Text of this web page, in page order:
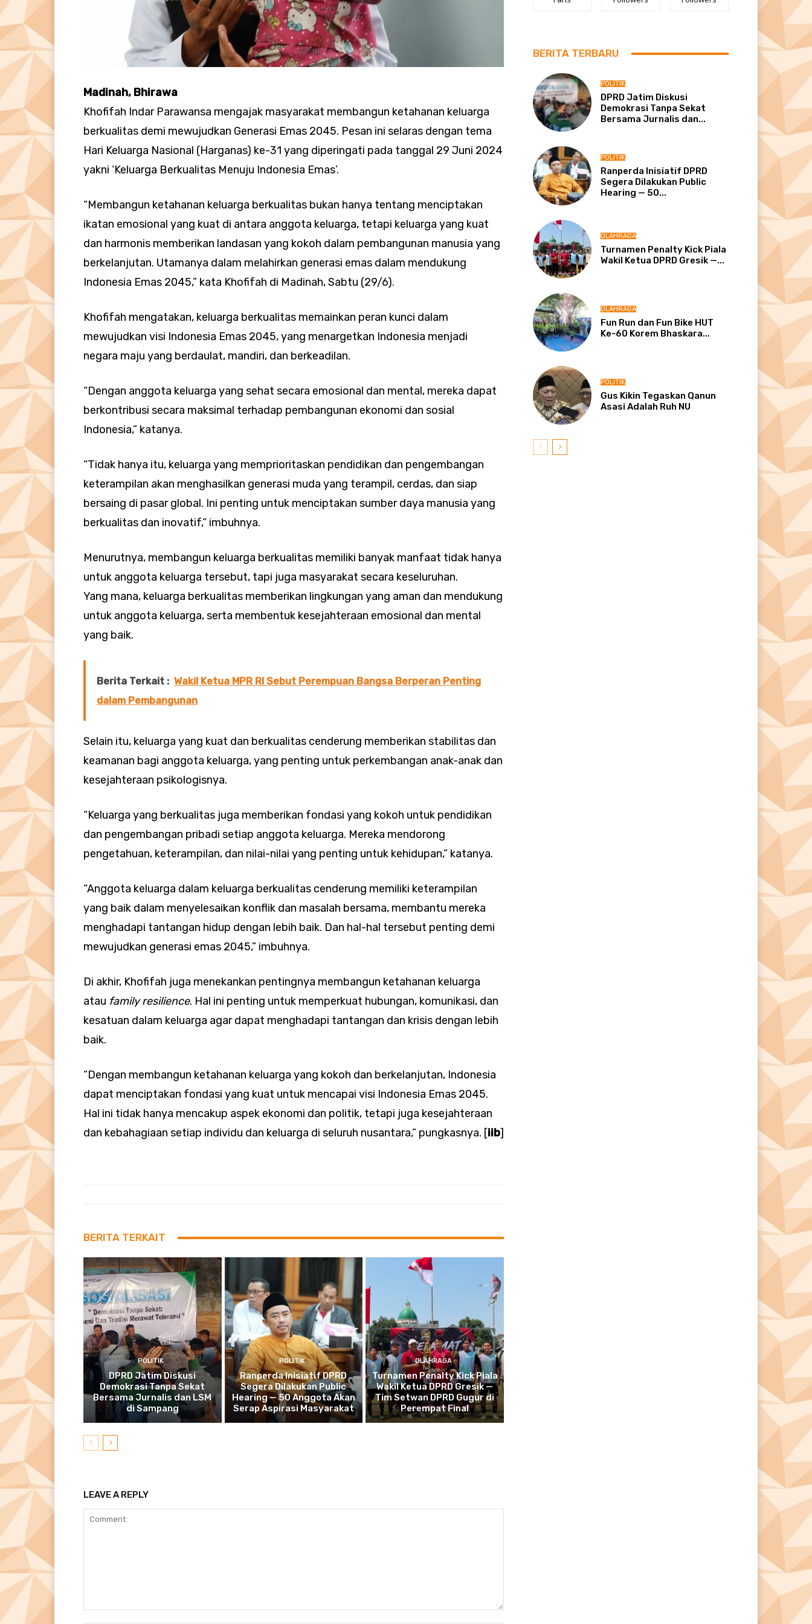
Madinah, Bhirawa
Khofifah Indar Parawansa mengajak masyarakat membangun ketahanan keluarga
berkualitas demi mewujudkan Generasi Emas 2045. Pesan ini selaras dengan tema
Hari Keluarga Nasional (Harganas) ke-31 yang diperingati pada tanggal 29 Juni 2024
yakni ‘Keluarga Berkualitas Menuju Indonesia Emas’.
“Membangun ketahanan keluarga berkualitas bukan hanya tentang menciptakan
ikatan emosional yang kuat di antara anggota keluarga, tetapi keluarga yang kuat
dan harmonis memberikan landasan yang kokoh dalam pembangunan manusia yang
berkelanjutan. Utamanya dalam melahirkan generasi emas dalam mendukung
Indonesia Emas 2045,” kata Khofifah di Madinah, Sabtu (29/6).
Khofifah mengatakan, keluarga berkualitas memainkan peran kunci dalam
mewujudkan visi Indonesia Emas 2045, yang menargetkan Indonesia menjadi
negara maju yang berdaulat, mandiri, dan berkeadilan.
“Dengan anggota keluarga yang sehat secara emosional dan mental, mereka dapat
berkontribusi secara maksimal terhadap pembangunan ekonomi dan sosial
Indonesia,” katanya.
“Tidak hanya itu, keluarga yang memprioritaskan pendidikan dan pengembangan
keterampilan akan menghasilkan generasi muda yang terampil, cerdas, dan siap
bersaing di pasar global. Ini penting untuk menciptakan sumber daya manusia yang
berkualitas dan inovatif,” imbuhnya.
Menurutnya, membangun keluarga berkualitas memiliki banyak manfaat tidak hanya
untuk anggota keluarga tersebut, tapi juga masyarakat secara keseluruhan.
Yang mana, keluarga berkualitas memberikan lingkungan yang aman dan mendukung
untuk anggota keluarga, serta membentuk kesejahteraan emosional dan mental
yang baik.
Berita Terkait : Wakil Ketua MPR RI Sebut Perempuan Bangsa Berperan Penting
dalam Pembangunan
Selain itu, keluarga yang kuat dan berkualitas cenderung memberikan stabilitas dan
keamanan bagi anggota keluarga, yang penting untuk perkembangan anak-anak dan
kesejahteraan psikologisnya.
“Keluarga yang berkualitas juga memberikan fondasi yang kokoh untuk pendidikan
dan pengembangan pribadi setiap anggota keluarga. Mereka mendorong
pengetahuan, keterampilan, dan nilai-nilai yang penting untuk kehidupan,” katanya.
“Anggota keluarga dalam keluarga berkualitas cenderung memiliki keterampilan
yang baik dalam menyelesaikan konflik dan masalah bersama, membantu mereka
menghadapi tantangan hidup dengan lebih baik. Dan hal-hal tersebut penting demi
mewujudkan generasi emas 2045,” imbuhnya.
Di akhir, Khofifah juga menekankan pentingnya membangun ketahanan keluarga
atau family resilience. Hal ini penting untuk memperkuat hubungan, komunikasi, dan
kesatuan dalam keluarga agar dapat menghadapi tantangan dan krisis dengan lebih
baik.
“Dengan membangun ketahanan keluarga yang kokoh dan berkelanjutan, Indonesia
dapat menciptakan fondasi yang kuat untuk mencapai visi Indonesia Emas 2045.
Hal ini tidak hanya mencakup aspek ekonomi dan politik, tetapi juga kesejahteraan
dan kebahagiaan setiap individu dan keluarga di seluruh nusantara,” pungkasnya. [iib]
BERITA TERKAIT
POLITIK
DPRD Jatim Diskusi
Demokrasi Tanpa Sekat
Bersama Jurnalis dan LSM
di Sampang
POLITIK
Ranperda Inisiatif DPRD
Segera Dilakukan Public
Hearing — 50 Anggota Akan
Serap Aspirasi Masyarakat
OLAHRAGA
Turnamen Penalty Kick Piala
Wakil Ketua DPRD Gresik —
Tim Setwan DPRD Gugur di
Perempat Final
LEAVE A REPLY
BERITA TERBARU
POLITIK
DPRD Jatim Diskusi
Demokrasi Tanpa Sekat
Bersama Jurnalis dan...
POLITIK
Ranperda Inisiatif DPRD
Segera Dilakukan Public
Hearing — 50...
OLAHRAGA
Turnamen Penalty Kick Piala
Wakil Ketua DPRD Gresik —...
OLAHRAGA
Fun Run dan Fun Bike HUT
Ke-60 Korem Bhaskara...
POLITIK
Gus Kikin Tegaskan Qanun
Asasi Adalah Ruh NU